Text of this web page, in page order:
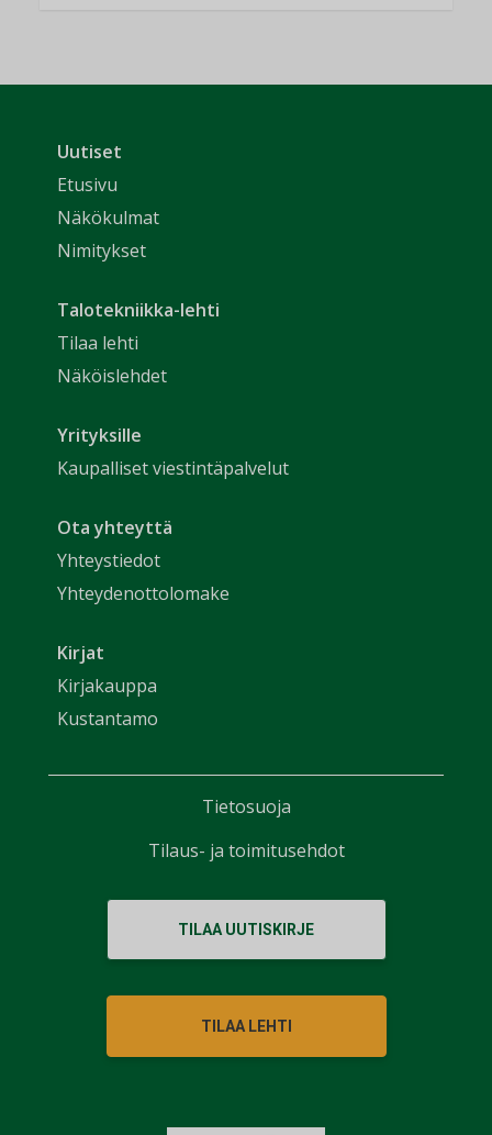
Uutiset
Etusivu
Näkökulmat
Nimitykset
Talotekniikka-lehti
Tilaa lehti
Näköislehdet
Yrityksille
Kaupalliset viestintäpalvelut
Ota yhteyttä
Yhteystiedot
Yhteydenottolomake
Kirjat
Kirjakauppa
Kustantamo
TILAA UUTISKIRJE
TILAA LEHTI
Tietosuoja
Tilaus- ja toimitusehdot